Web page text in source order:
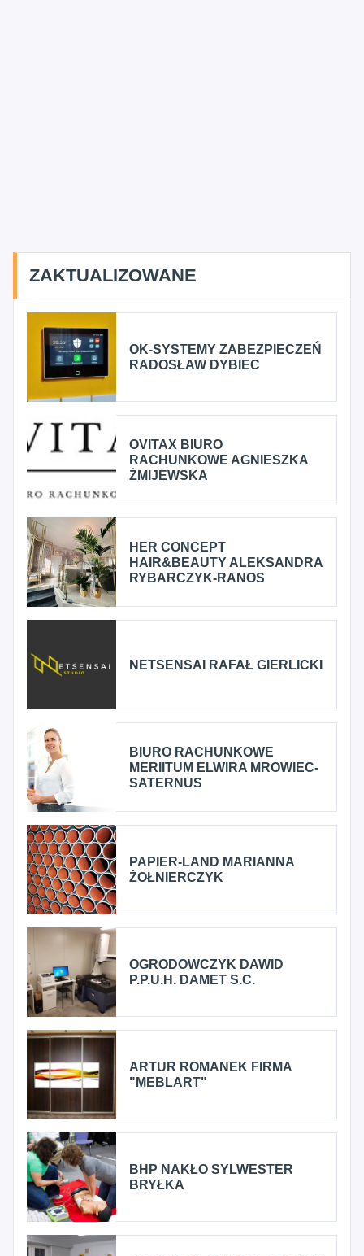
ZAKTUALIZOWANE
OK-SYSTEMY ZABEZPIECZEŃ
RADOSŁAW DYBIEC
OVITAX BIURO
RACHUNKOWE AGNIESZKA
ŻMIJEWSKA
HER CONCEPT
HAIR&BEAUTY ALEKSANDRA
RYBARCZYK-RANOS
NETSENSAI RAFAŁ GIERLICKI
BIURO RACHUNKOWE
MERIITUM ELWIRA MROWIEC-
SATERNUS
PAPIER-LAND MARIANNA
ŻOŁNIERCZYK
OGRODOWCZYK DAWID
P.P.U.H. DAMET S.C.
ARTUR ROMANEK FIRMA
"MEBLART"
BHP NAKŁO SYLWESTER
BRYŁKA